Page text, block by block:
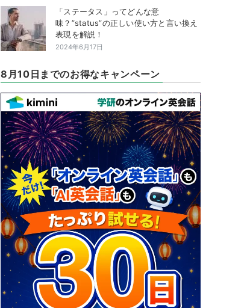
「ステータス」ってどんな意
味？”status”の正しい使い方と言い換え
表現を解説！
2024年6月17日
8月10日までのお得なキャンペーン